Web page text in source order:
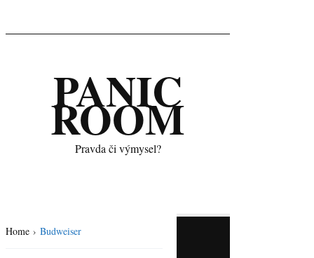
PANIC
ROOM
Pravda či výmysel?
Home › Budweiser